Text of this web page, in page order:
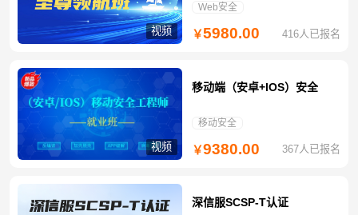
视频
Web安全
￥5980.00 416人已报名
视频
移动端（安卓+IOS）安全
移动安全
￥9380.00 367人已报名
深信服SCSP-T认证